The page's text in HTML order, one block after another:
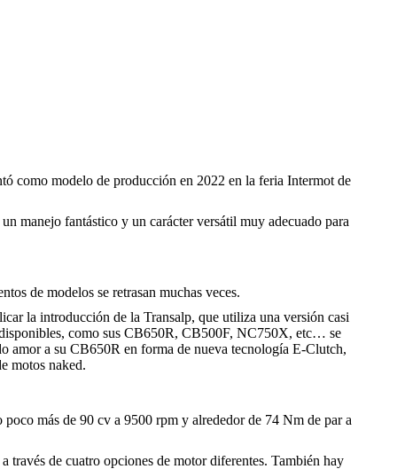
como modelo de producción en 2022 en la feria Intermot de
manejo fantástico y un carácter versátil muy adecuado para
de modelos se retrasan muchas veces.
la introducción de la Transalp, que utiliza una versión casi
como sus CB650R, CB500F, NC750X, etc… se
amor a su CB650R en forma de nueva tecnología E-Clutch,
motos naked.
más de 90 cv a 9500 rpm y alrededor de 74 Nm de par a
través de cuatro opciones de motor diferentes. También hay